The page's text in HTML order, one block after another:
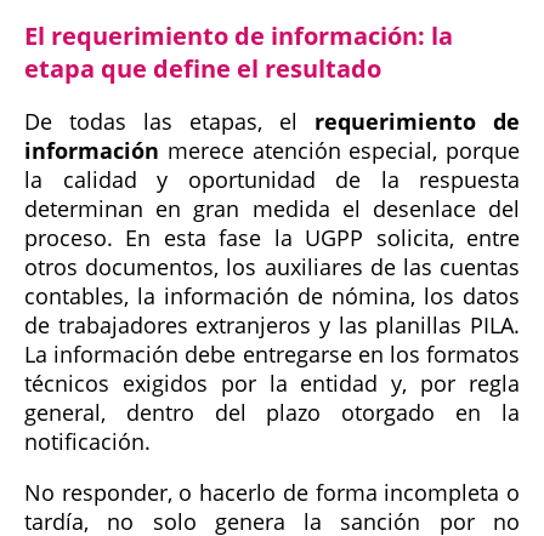
El requerimiento de información: la
etapa que define el resultado
De todas las etapas, el requerimiento de
información merece atención especial, porque
la calidad y oportunidad de la respuesta
determinan en gran medida el desenlace del
proceso. En esta fase la UGPP solicita, entre
otros documentos, los auxiliares de las cuentas
contables, la información de nómina, los datos
de trabajadores extranjeros y las planillas PILA.
La información debe entregarse en los formatos
técnicos exigidos por la entidad y, por regla
general, dentro del plazo otorgado en la
notificación.
No responder, o hacerlo de forma incompleta o
tardía, no solo genera la sanción por no